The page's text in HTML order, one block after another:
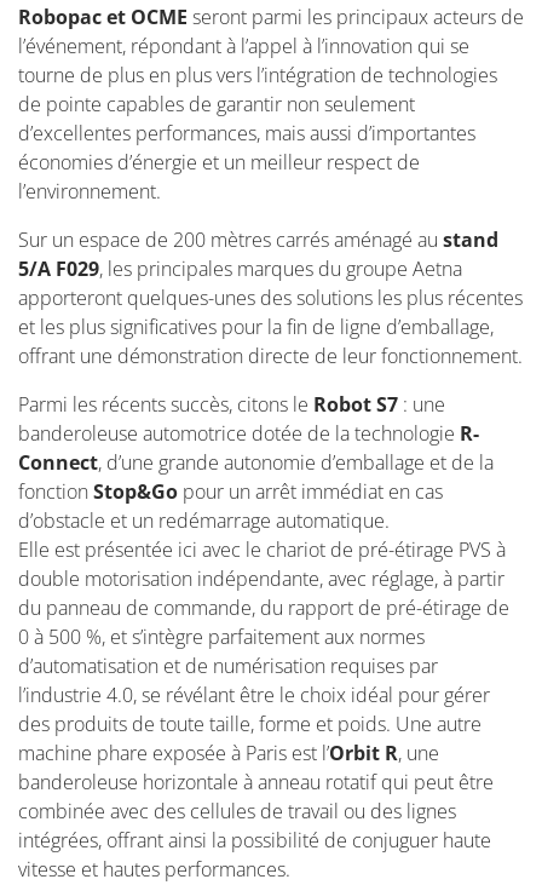
Robopac et OCME seront parmi les principaux acteurs de
l’événement, répondant à l’appel à l’innovation qui se
tourne de plus en plus vers l’intégration de technologies
de pointe capables de garantir non seulement
d’excellentes performances, mais aussi d’importantes
économies d’énergie et un meilleur respect de
l’environnement.
Sur un espace de 200 mètres carrés aménagé au stand
5/A F029, les principales marques du groupe Aetna
apporteront quelques-unes des solutions les plus récentes
et les plus significatives pour la fin de ligne d’emballage,
offrant une démonstration directe de leur fonctionnement.
Parmi les récents succès, citons le Robot S7 : une
banderoleuse automotrice dotée de la technologie R-
Connect, d’une grande autonomie d’emballage et de la
fonction Stop&Go pour un arrêt immédiat en cas
d’obstacle et un redémarrage automatique.
Elle est présentée ici avec le chariot de pré-étirage PVS à
double motorisation indépendante, avec réglage, à partir
du panneau de commande, du rapport de pré-étirage de
0 à 500 %, et s’intègre parfaitement aux normes
d’automatisation et de numérisation requises par
l’industrie 4.0, se révélant être le choix idéal pour gérer
des produits de toute taille, forme et poids. Une autre
machine phare exposée à Paris est l’Orbit R, une
banderoleuse horizontale à anneau rotatif qui peut être
combinée avec des cellules de travail ou des lignes
intégrées, offrant ainsi la possibilité de conjuguer haute
vitesse et hautes performances.